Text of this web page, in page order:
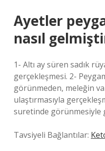
Ayetler
nasıl
1- Altı ay süren sadık
gerçekleşmesi. 2-
görünmeden, meleğin
ulaştırmasıyla
suretinde görünmesiyle
Tavsiyeli Bağlantılar: